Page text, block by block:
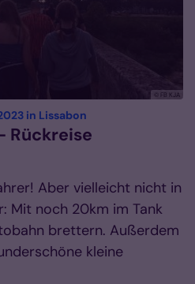
© FB KJA
in Lissabon
Rückreise
Aber vielleicht nicht in
Mit noch 20km im Tank
brettern. Außerdem
kleine